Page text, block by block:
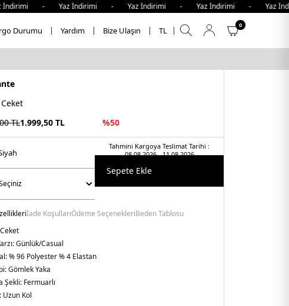
- Yaz İndirimi - Yaz İndirimi - Yaz İndirimi -
Durumu Yardım Bize Ulaşın TL
0
TL1.999,50 TL %50
Tahmini Kargoya Teslimat Tarihi :
08.08.2026 - 11.08.2026
si̇yah
Sepete Ekle
İade KoşullarıÖdeme SeçenekleriBeden Tablosu
Ceket
Günlük/Casual
% 96 Polyester % 4 Elastan
Gömlek Yaka
Şekli: Fermuarlı
Uzun Kol